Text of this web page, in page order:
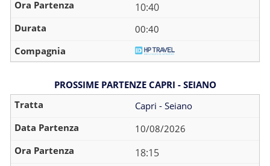
10:40
00:40
PROSSIME PARTENZE CAPRI - SEIANO
Capri - Seiano
10/08/2026
18:15